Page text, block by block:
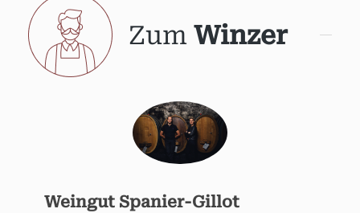
Zum Winzer
Weingut Spanier-Gillot